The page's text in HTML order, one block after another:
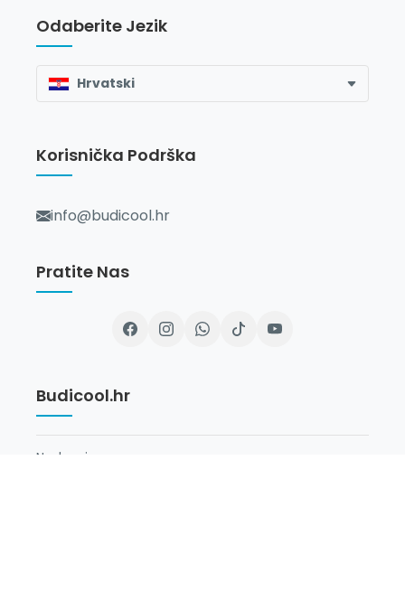
Odaberite Jezik
Hrvatski
Korisnička Podrška
info@budicool.hr
Pratite Nas
Budicool.hr
Naslovnica